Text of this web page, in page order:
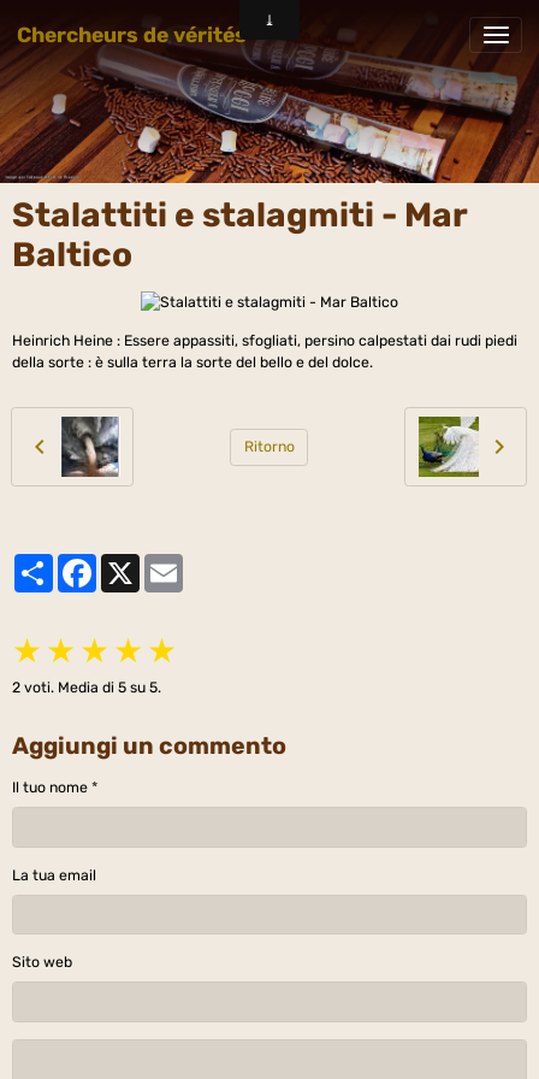
Chercheurs de vérités
Stalattiti e stalagmiti - Mar
Baltico
Heinrich Heine : Essere appassiti, sfogliati, persino calpestati dai rudi piedi
della sorte : è sulla terra la sorte del bello e del dolce.
Ritorno
PartagerFacebook
★ ★ ★ ★ ★
2 voti. Media di 5 su 5.
Aggiungi un commento
Il tuo nome
La tua email
Sito web